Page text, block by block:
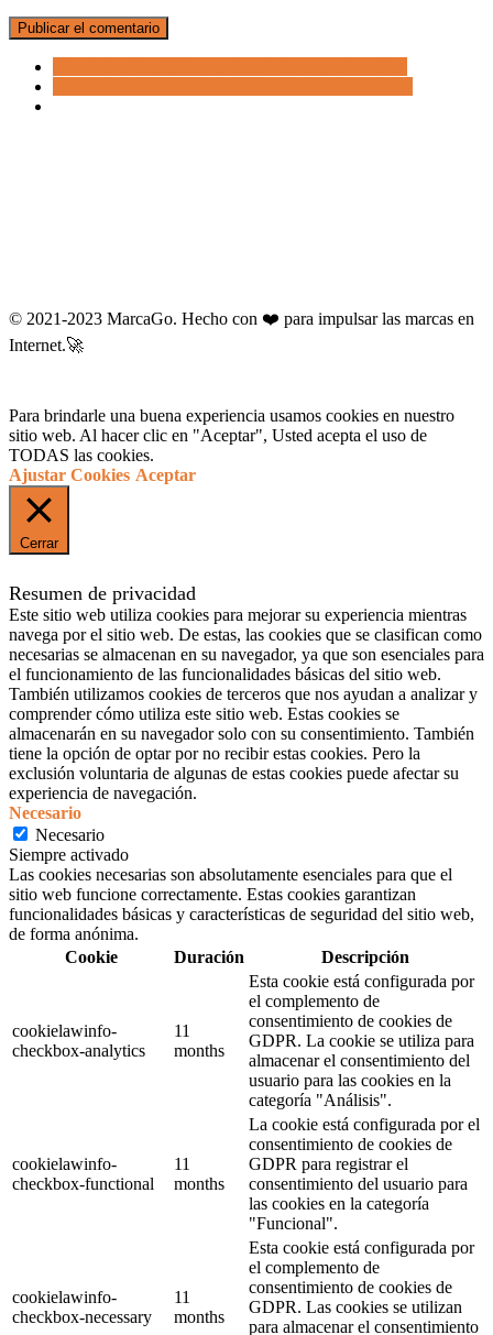
© 2021-2023 MarcaGo. Hecho con ❤️ para impulsar las marcas en
Internet.🚀
Para brindarle una buena experiencia usamos cookies en nuestro
sitio web. Al hacer clic en "Aceptar", Usted acepta el uso de
TODAS las cookies.
Ajustar Cookies Aceptar
Cerrar
Resumen de privacidad
Este sitio web utiliza cookies para mejorar su experiencia mientras
navega por el sitio web. De estas, las cookies que se clasifican como
necesarias se almacenan en su navegador, ya que son esenciales para
el funcionamiento de las funcionalidades básicas del sitio web.
También utilizamos cookies de terceros que nos ayudan a analizar y
comprender cómo utiliza este sitio web. Estas cookies se
almacenarán en su navegador solo con su consentimiento. También
tiene la opción de optar por no recibir estas cookies. Pero la
exclusión voluntaria de algunas de estas cookies puede afectar su
experiencia de navegación.
Necesario
Necesario
Siempre activado
Las cookies necesarias son absolutamente esenciales para que el
sitio web funcione correctamente. Estas cookies garantizan
funcionalidades básicas y características de seguridad del sitio web,
de forma anónima.
Cookie
Duración Descripción
cookielawinfo-
checkbox-analytics
11
months
Esta cookie está configurada por
el complemento de
consentimiento de cookies de
GDPR. La cookie se utiliza para
almacenar el consentimiento del
usuario para las cookies en la
categoría "Análisis".
cookielawinfo-
checkbox-functional
11
months
La cookie está configurada por el
consentimiento de cookies de
GDPR para registrar el
consentimiento del usuario para
las cookies en la categoría
"Funcional".
cookielawinfo-
checkbox-necessary
11
months
Esta cookie está configurada por
el complemento de
consentimiento de cookies de
GDPR. Las cookies se utilizan
para almacenar el consentimiento